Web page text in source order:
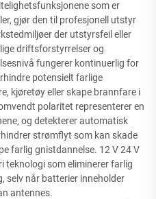
som er
gjør den til profesjonell utstyr
der utstyrsfeil eller
driftsforstyrrelser og
fungerer kontinuerlig for
potensielt farlige
kjøretøy eller skape brannfare i
polaritet representerer en
og detekterer automatisk
strømflyt som kan skade
farlig gnistdannelse. 12 V 24 V
teknologi som eliminerer farlig
selv når batterier inneholder
antennes.